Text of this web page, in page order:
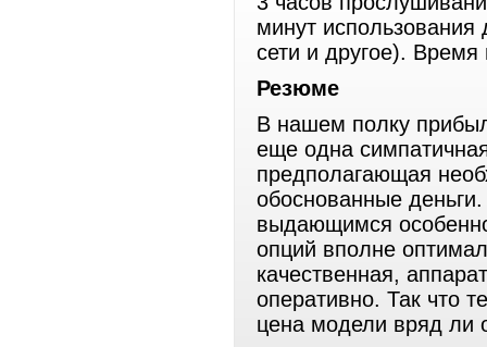
минут
сети и другое). Время
Резюме
В нашем полку
еще одна
предполагающая
обоснованные деньги.
выдающимся
опций вполне
качественная,
оперативно. Так что
цена модели вряд ли